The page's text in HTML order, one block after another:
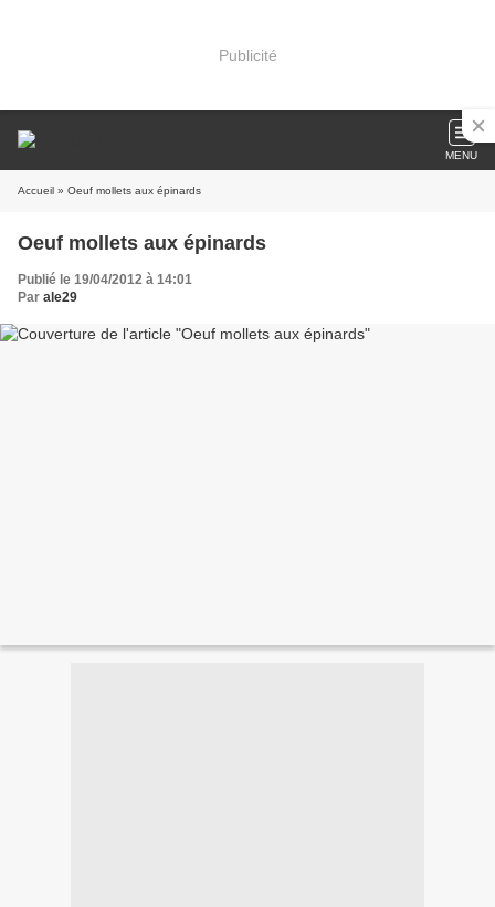
Publicité
MENU
Accueil » Oeuf mollets aux épinards
Oeuf mollets aux épinards
Publié le 19/04/2012 à 14:01
Par ale29